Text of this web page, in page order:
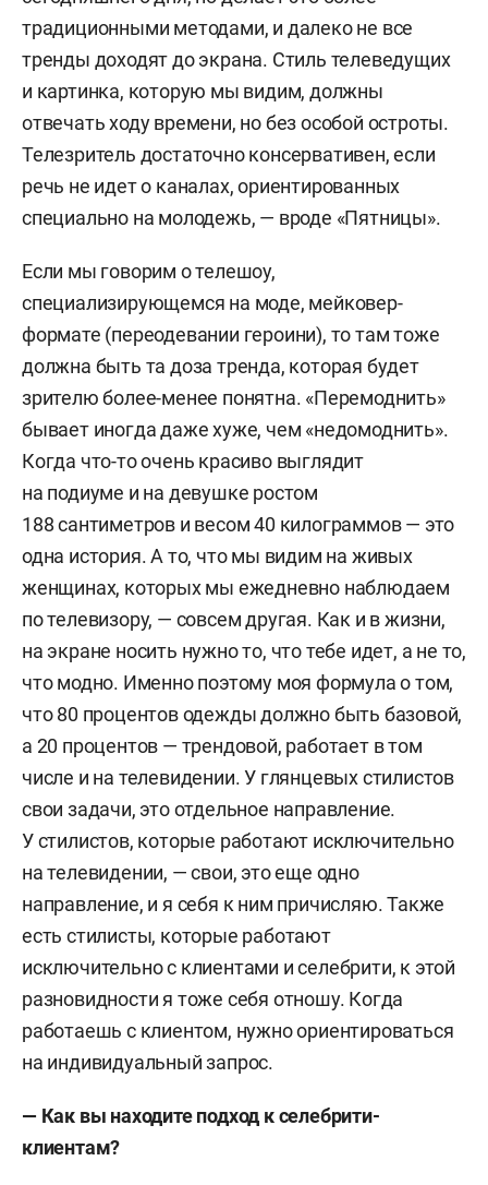
традиционными методами, и далеко не все
тренды доходят до экрана. Стиль телеведущих
и картинка, которую мы видим, должны
отвечать ходу времени, но без особой остроты.
Телезритель достаточно консервативен, если
речь не идет о каналах, ориентированных
специально на молодежь, — вроде «Пятницы».
Если мы говорим о телешоу,
специализирующемся на моде, мейковер-
формате (переодевании героини), то там тоже
должна быть та доза тренда, которая будет
зрителю более-менее понятна. «Перемоднить»
бывает иногда даже хуже, чем «недомоднить».
Когда что-то очень красиво выглядит
на подиуме и на девушке ростом
188 сантиметров и весом 40 килограммов — это
одна история. А то, что мы видим на живых
женщинах, которых мы ежедневно наблюдаем
по телевизору, — совсем другая. Как и в жизни,
на экране носить нужно то, что тебе идет, а не то,
что модно. Именно поэтому моя формула о том,
что 80 процентов одежды должно быть базовой,
а 20 процентов — трендовой, работает в том
числе и на телевидении. У глянцевых стилистов
свои задачи, это отдельное направление.
У стилистов, которые работают исключительно
на телевидении, — свои, это еще одно
направление, и я себя к ним причисляю. Также
есть стилисты, которые работают
исключительно с клиентами и селебрити, к этой
разновидности я тоже себя отношу. Когда
работаешь с клиентом, нужно ориентироваться
на индивидуальный запрос.
— Как вы находите подход к селебрити-
клиентам?